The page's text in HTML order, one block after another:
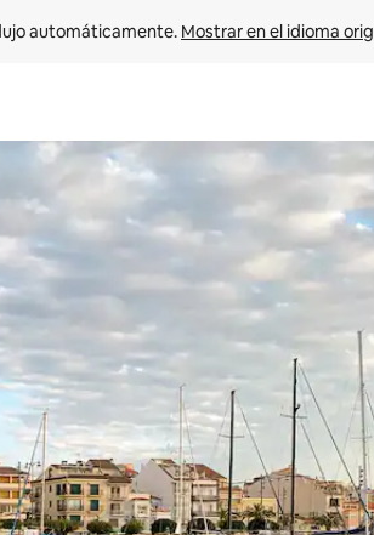
automáticamente. Mostrar en el idioma
arriba y hacia abajo o explora con el tacto o